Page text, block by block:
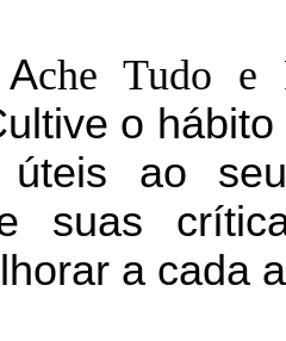
Ache Tudo e
o
úteis ao
suas
a cada